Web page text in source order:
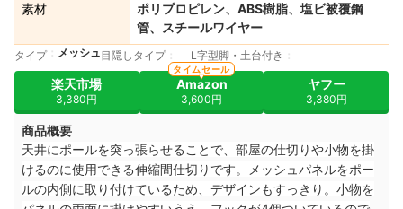
素材
ポリプロピレン、ABS樹脂、塩ビ被覆鋼
管、スチールワイヤー
タイプ メッシュ目隠しタイプ L字型脚・土台付き
楽天市場
3,380円
Amazon
3,600円
タイムセール
ヤフー
3,380円
商品概要
天井にポールを突っ張らせることで、部屋の仕切りや小物を掛
けるのに使用できる伸縮間仕切りです。
メッシュパネルをポー
ルの内側に取り付けているため、デザインもすっきり 。 小物を